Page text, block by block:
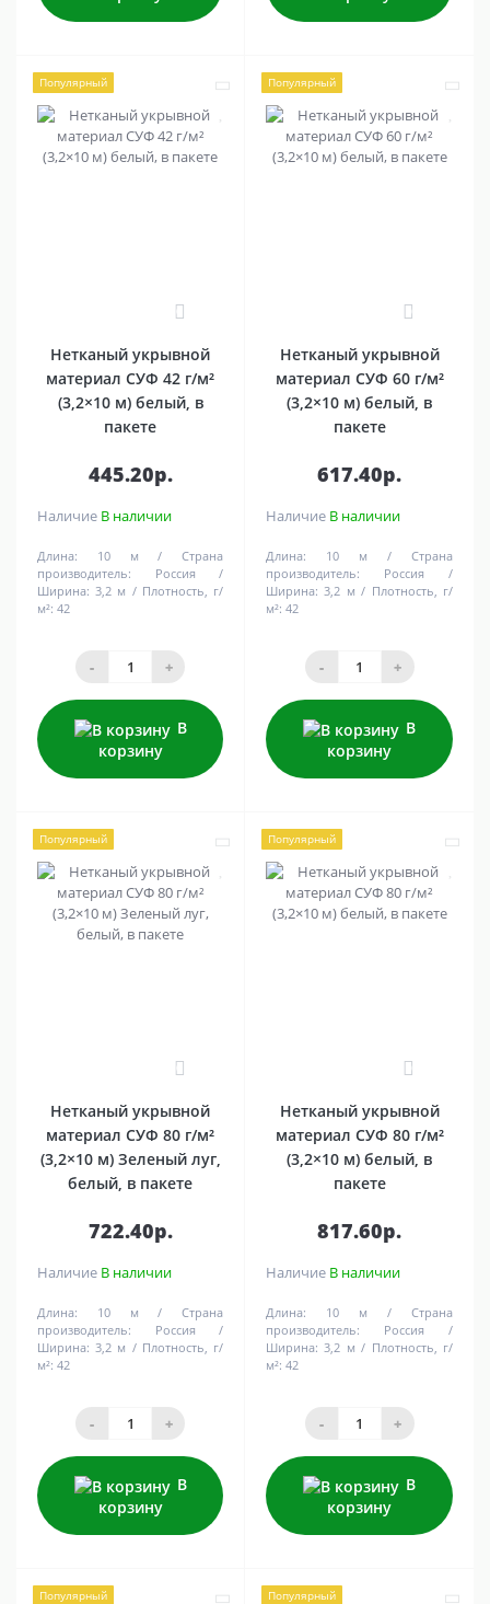
Популярный
Нетканый укрывной
материал СУФ 42 г/м²
(3,2×10 м) белый, в
пакете
445.20р.
Наличие В наличии
Длина: 10 м
Страна
производитель:
Россия
Ширина: 3,2 м
Плотность, г/
м²: 42
- +
В
корзину
Популярный
Нетканый укрывной
материал СУФ 60 г/м²
(3,2×10 м) белый, в
пакете
617.40р.
Наличие В наличии
Длина: 10 м
Страна
производитель:
Россия
Ширина: 3,2 м
Плотность, г/
м²: 42
- +
В
корзину
Популярный
Нетканый укрывной
материал СУФ 80 г/м²
(3,2×10 м) Зеленый луг,
белый, в пакете
722.40р.
Наличие В наличии
Длина: 10 м
Страна
производитель:
Россия
Ширина: 3,2 м
Плотность, г/
м²: 42
- +
В
корзину
Популярный
Нетканый укрывной
материал СУФ 80 г/м²
(3,2×10 м) белый, в
пакете
817.60р.
Наличие В наличии
Длина: 10 м
Страна
производитель:
Россия
Ширина: 3,2 м
Плотность, г/
м²: 42
- +
В
корзину
Популярный Популярный